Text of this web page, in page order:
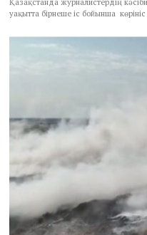
уақытта бірнеше іс бойынша